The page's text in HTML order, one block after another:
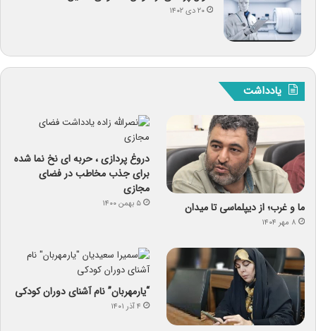
۲۰ دی ۱۴۰۲
یادداشت
ما و غرب؛ از دیپلماسی تا میدان
۸ مهر ۱۴۰۴
دروغ پردازی ، حربه ای نخ نما شده
برای جذب مخاطب در فضای
مجازی
۵ بهمن ۱۴۰۰
“یارمهربان” نام آشنای دوران کودکی
۴ آذر ۱۴۰۱